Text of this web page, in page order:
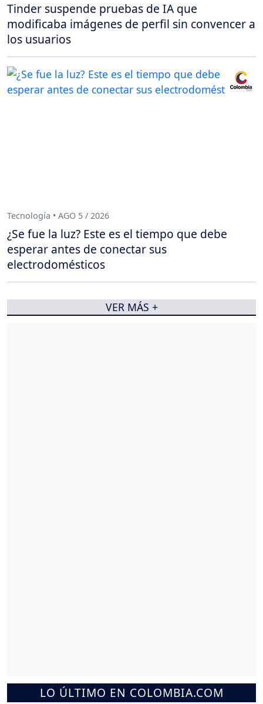
LO ÚLTIMO EN COLOMBIA.COM
Tinder suspende pruebas de IA que
modificaba imágenes de perfil sin convencer a
los usuarios
Tecnología • AGO 5 / 2026
¿Se fue la luz? Este es el tiempo que debe
esperar antes de conectar sus
electrodomésticos
VER MÁS +